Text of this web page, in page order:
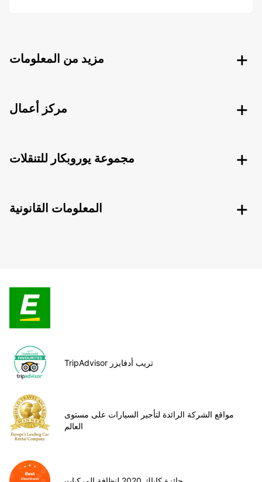
مزيد من المعلومات
مركز أعمال
مجموعة يوروبكار للتنقلات
المعلومات القانونية
TripAdvisor تريب أدفايزر
مواقع الشركة الرائدة لتأجير السيارات على مستوى
العالم